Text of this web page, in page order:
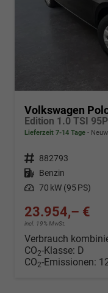
Volkswagen
Lieferzeit 7-14 Tage
Fahrzeugnr. 882793
Kraftstoff Benzin
Leistung 70 kW (95 PS)
23.954,– €
incl. 19% MwSt.
Verbrauch
CO2-Klasse: D
CO2-Emissionen: